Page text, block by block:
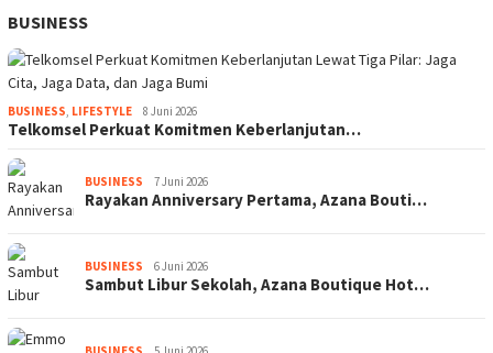
BUSINESS
BUSINESS LIFESTYLE 8 Juni 2026
Telkomsel Perkuat Komitmen Keberlanjutan…
BUSINESS 7 Juni 2026
Rayakan Anniversary Pertama, Azana Bouti…
BUSINESS 6 Juni 2026
Sambut Libur Sekolah, Azana Boutique Hot…